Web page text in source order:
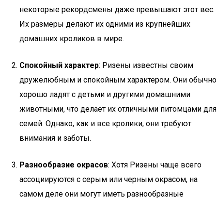
некоторые рекордсмены даже превышают этот вес.
Их размеры делают их одними из крупнейших
домашних кроликов в мире.
Спокойный характер: Ризены известны своим
дружелюбным и спокойным характером. Они обычно
хорошо ладят с детьми и другими домашними
животными, что делает их отличными питомцами для
семей. Однако, как и все кролики, они требуют
внимания и заботы.
Разнообразие окрасов: Хотя Ризены чаще всего
ассоциируются с серым или черным окрасом, на
самом деле они могут иметь разнообразные